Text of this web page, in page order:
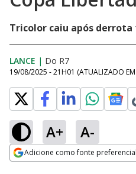
Tricolor caiu após derrota
LANCE | Do R7
19/08/2025 - 21H01 (ATUALIZADO EM
A+ A-
Adicione como fonte